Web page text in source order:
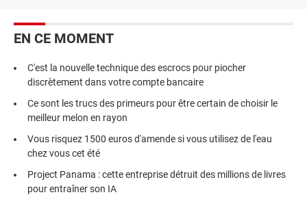
EN CE MOMENT
C'est la nouvelle technique des escrocs pour piocher
discrètement dans votre compte bancaire
Ce sont les trucs des primeurs pour être certain de choisir le
meilleur melon en rayon
Vous risquez 1500 euros d'amende si vous utilisez de l'eau
chez vous cet été
Project Panama : cette entreprise détruit des millions de livres
pour entraîner son IA